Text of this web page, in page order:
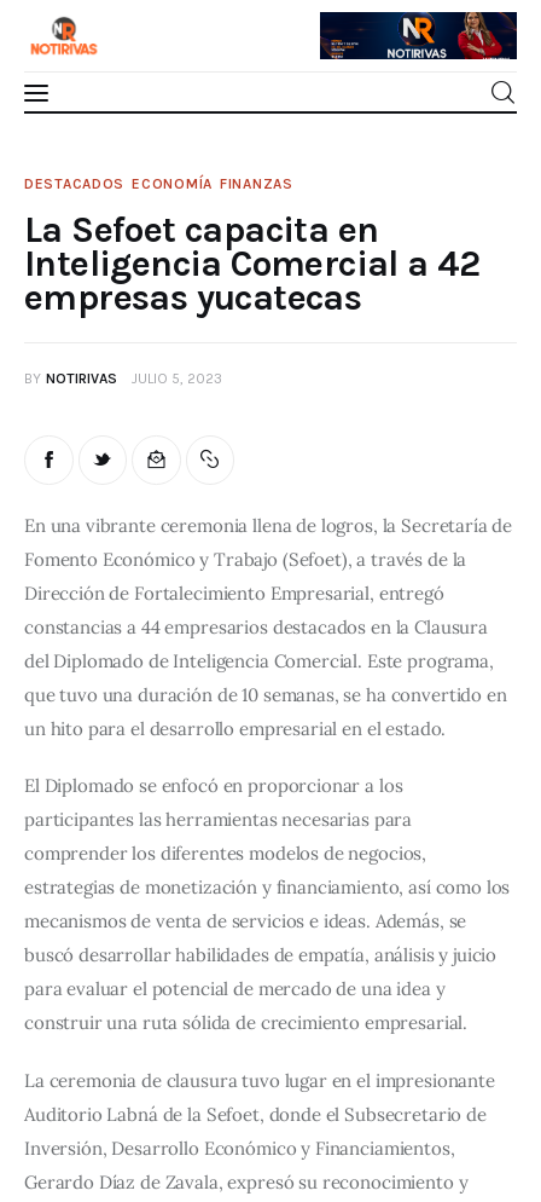
La Sefoet capacita en Inteligencia
Comercial a 42 empresas yucatecas
0 Comments SHARE POST
Mérida
Interior del Estado
Economía
Espectáculos
DESTACADOS ECONOMÍA FINANZAS
La Sefoet capacita en
Inteligencia Comercial a 42
empresas yucatecas
BY NOTIRIVAS JULIO 5, 2023
En una vibrante ceremonia llena de logros, la Secretaría de
Fomento Económico y Trabajo (Sefoet), a través de la
Dirección de Fortalecimiento Empresarial, entregó
constancias a 44 empresarios destacados en la Clausura
del Diplomado de Inteligencia Comercial. Este programa,
que tuvo una duración de 10 semanas, se ha convertido en
un hito para el desarrollo empresarial en el estado.
El Diplomado se enfocó en proporcionar a los
participantes las herramientas necesarias para
comprender los diferentes modelos de negocios,
estrategias de monetización y financiamiento, así como los
mecanismos de venta de servicios e ideas. Además, se
buscó desarrollar habilidades de empatía, análisis y juicio
para evaluar el potencial de mercado de una idea y
construir una ruta sólida de crecimiento empresarial.
La ceremonia de clausura tuvo lugar en el impresionante
Auditorio Labná de la Sefoet, donde el Subsecretario de
Inversión, Desarrollo Económico y Financiamientos,
Gerardo Díaz de Zavala, expresó su reconocimiento y